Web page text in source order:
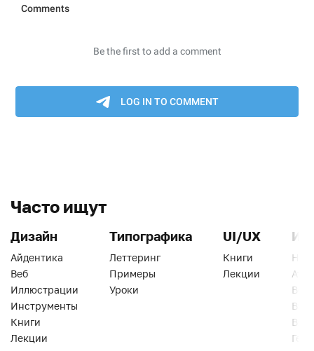
Часто ищут
Дизайн
Айдентика
Веб
Иллюстрации
Инструменты
Книги
Лекции
Типографика
Леттеринг
Примеры
Уроки
UI/UX
Книги
Лекции
Веб